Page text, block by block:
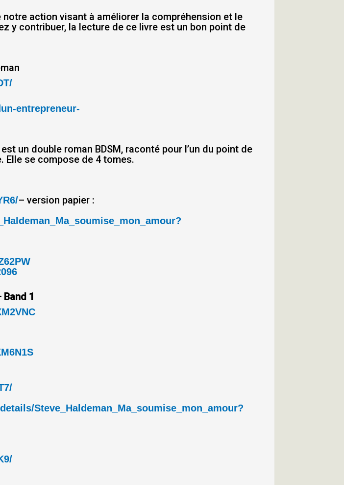
action visant à améliorer la compréhension et le
y contribuer, la lecture de ce livre est un bon point de
entrepreneur-
un double roman BDSM, raconté pour l’un du point de
Elle se compose de 4 tomes.
– version papier :
1
Steve_Haldeman_Ma_soumise_mon_amour?